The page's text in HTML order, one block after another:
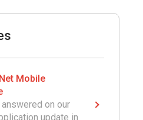
Mobile
on our
update in